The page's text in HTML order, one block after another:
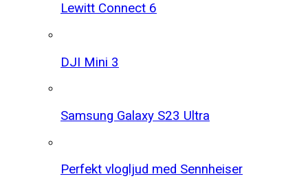
Lewitt Connect 6
DJI Mini 3
Samsung Galaxy S23 Ultra
Perfekt vlogljud med Sennheiser